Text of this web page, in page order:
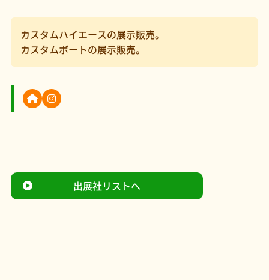
カスタムハイエースの展示販売。
カスタムボートの展示販売。
出展社リストへ